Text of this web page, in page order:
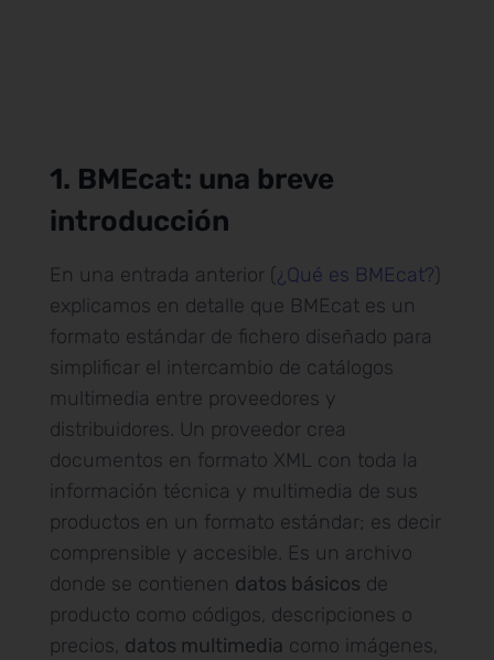
1. BMEcat: una breve
introducción
En una entrada anterior (¿Qué es BMEcat?)
explicamos en detalle que BMEcat es un
formato estándar de fichero diseñado para
simplificar el intercambio de catálogos
multimedia entre proveedores y
distribuidores. Un proveedor crea
documentos en formato XML con toda la
información técnica y multimedia de sus
productos en un formato estándar; es decir
comprensible y accesible. Es un archivo
donde se contienen datos básicos de
producto como códigos, descripciones o
precios, datos multimedia como imágenes,